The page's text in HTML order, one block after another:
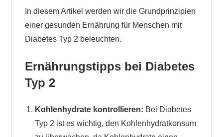
In diesem Artikel werden wir die Grundprinzipien
einer gesunden Ernährung für Menschen mit
Diabetes Typ 2 beleuchten.
Ernährungstipps bei Diabetes
Typ 2
Kohlenhydrate kontrollieren: Bei Diabetes
Typ 2 ist es wichtig, den Kohlenhydratkonsum